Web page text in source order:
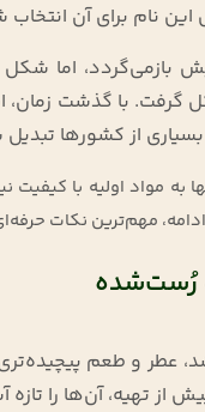
نام برای آن انتخاب
بازمی‌گردد، اما
گرفت. با گذشت
از کشورها
به مواد اولیه با
مهم‌ترین نکات
رُست‌شده
تهیه، آن‌ها را تازه